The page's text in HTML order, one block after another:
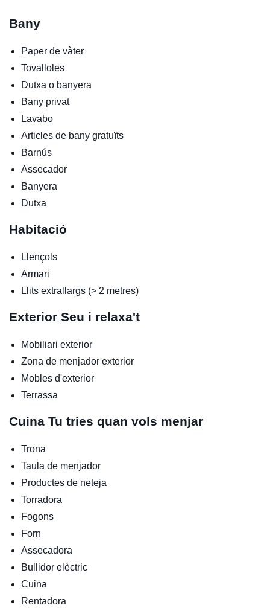
Bany
Paper de vàter
Tovalloles
Dutxa o banyera
Bany privat
Lavabo
Articles de bany gratuïts
Barnús
Assecador
Banyera
Dutxa
Habitació
Llençols
Armari
Llits extrallargs (> 2 metres)
Exterior Seu i relaxa't
Mobiliari exterior
Zona de menjador exterior
Mobles d'exterior
Terrassa
Cuina Tu tries quan vols menjar
Trona
Taula de menjador
Productes de neteja
Torradora
Fogons
Forn
Assecadora
Bullidor elèctric
Cuina
Rentadora